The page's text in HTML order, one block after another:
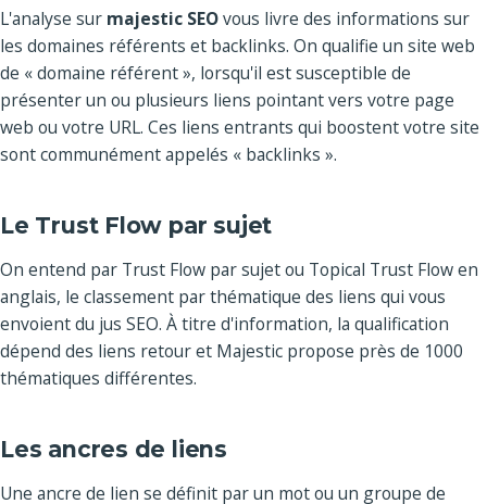
L'analyse sur majestic SEOvous livre des informations sur
les domaines référents et backlinks. On qualifie un site web
de « domaine référent », lorsqu'il est susceptible de
présenter un ou plusieurs liens pointant vers votre page
web ou votre URL. Ces liens entrants qui boostent votre site
sont communément appelés « backlinks ».
Le Trust Flow par sujet
On entend par Trust Flow par sujet ou Topical Trust Flow en
anglais, le classement par thématique des liens qui vous
envoient du jus SEO. À titre d'information, la qualification
dépend des liens retour et Majestic propose près de 1000
thématiques différentes.
Les ancres de liens
Une ancre de lien se définit par un mot ou un groupe de